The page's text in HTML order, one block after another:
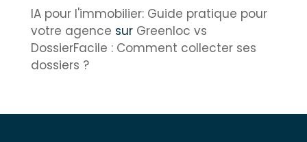
IA pour l'immobilier: Guide pratique pour
votre agence sur Greenloc vs
DossierFacile : Comment collecter ses
dossiers ?